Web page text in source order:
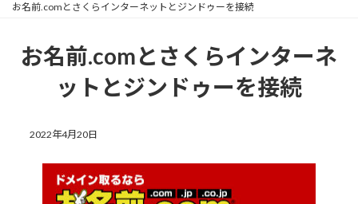
お名前.comとさくらインターネットとジンドゥーを接続
お名前.comとさくらインターネ
ットとジンドゥーを接続
2022年4月20日